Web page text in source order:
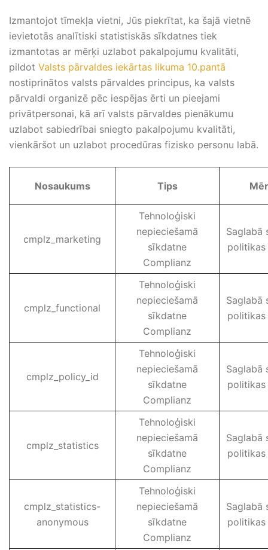
Izmantojot tīmekļa vietni, Jūs piekrītat, ka šajā vietnē
ievietotās analītiski statistiskās sīkdatnes tiek
izmantotas ar mērķi uzlabot pakalpojumu kvalitāti,
pildot Valsts pārvaldes iekārtas likuma 10.pantā
nostiprinātos valsts pārvaldes principus, ka valsts
pārvaldi organizē pēc iespējas ērti un pieejami
privātpersonai, kā arī valsts pārvaldes pienākumu
uzlabot sabiedrībai sniegto pakalpojumu kvalitāti,
vienkāršot un uzlabot procedūras fizisko personu labā.
Nosaukums Tips
cmplz_marketing
Tehnoloģiski
nepieciešamā
sīkdatne
Complianz
Saglabā
politikas
cmplz_functional
Tehnoloģiski
nepieciešamā
sīkdatne
Complianz
Saglabā
politikas
cmplz_policy_id
Tehnoloģiski
nepieciešamā
sīkdatne
Complianz
Saglabā
politikas
cmplz_statistics
Tehnoloģiski
nepieciešamā
sīkdatne
Complianz
Saglabā
politikas
cmplz_statistics-
anonymous
Tehnoloģiski
nepieciešamā
sīkdatne
Complianz
Saglabā
politikas